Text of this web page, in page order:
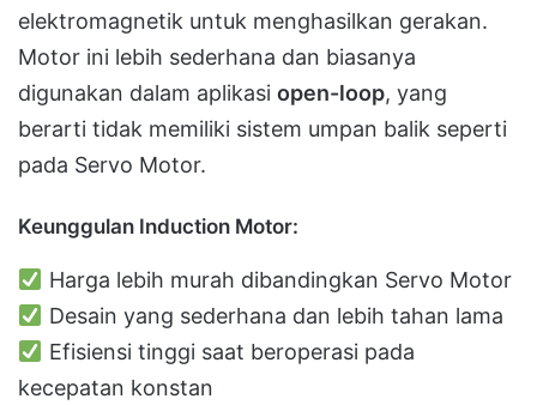
elektromagnetik untuk menghasilkan gerakan.
Motor ini lebih sederhana dan biasanya
digunakan dalam aplikasi open-loop, yang
berarti tidak memiliki sistem umpan balik seperti
pada Servo Motor.
Keunggulan Induction Motor:
Harga lebih murah dibandingkan Servo Motor
Desain yang sederhana dan lebih tahan lama
Efisiensi tinggi saat beroperasi pada
kecepatan konstan